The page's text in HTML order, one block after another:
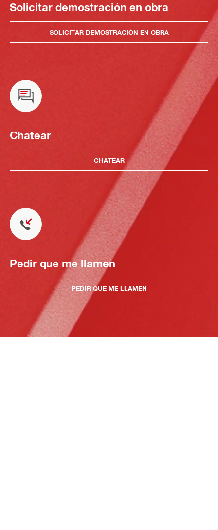
Solicitar demostración en obra
SOLICITAR DEMOSTRACIÓN EN OBRA
Chatear
CHATEAR
Pedir que me llamen
PEDIR QUE ME LLAMEN